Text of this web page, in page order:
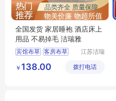
全国发货 家居睡袍 酒店床上
用品 不易掉毛 洁瑞雅
宾馆布草 客房布草
酒店床上用品
江苏洁瑞
有限公司
￥ 138.00 拨打电话